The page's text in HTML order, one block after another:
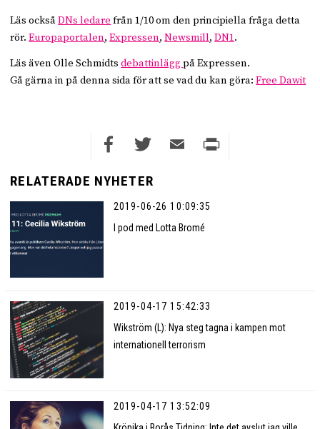
RELATERADE NYHETER
2019-06-26 10:09:35
I pod med Lotta Bromé
2019-04-17 15:42:33
Wikström (L): Nya steg tagna i kampen mot
internationell terrorism
2019-04-17 13:52:09
Läs ocksåDNs ledare från 1/10 om den principiella fråga detta
rör.Europaportalen,Expressen,Newsmill,DN1.
Läs även Olle Schmidtsdebattinläggpå Expressen.
Gå gärna in på denna sida för att se vad du kan göra:Free Dawit
Facebook
Twitter
Email